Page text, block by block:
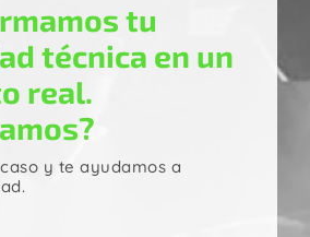
tu
técnica en un
real.
y te ayudamos a